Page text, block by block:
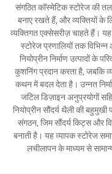
संगठित कॉस्मेटिक स्टोरेज की
बनाए रखते हैं, और व्यक्तियों के
व्यक्तिगत एक्सेसरीज़ चाहते हैं।
स्टोरेज प्रणालियों तक
नियोप्रीन निर्माण उत्पादों के
कुशनिंग प्रदान करता है, जबकि
कथन में बदल देता है। उन्नत
जटिल डिज़ाइन अनुप्रयोगों
नियोप्रीन सौंदर्य थैली की
संगठन, जिम सौंदर्य किट्स और
बनाती है। यह व्यापक स्टोरेज
लचीलापन के माध्यम से